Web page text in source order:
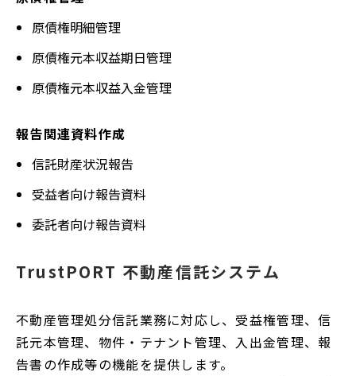
原債権明細管理
原債権元本収益期日管理
原債権元本収益入金管理
報告関連資料作成
信託財産状況報告
受益者向け報告資料
委託者向け報告資料
TrustPORT 不動産信託システム
不動産管理処分信託業務に対応し、受益権管理、信
託元本管理、物件・テナント管理、入出金管理、報
告書の作成等の機能を提供します。